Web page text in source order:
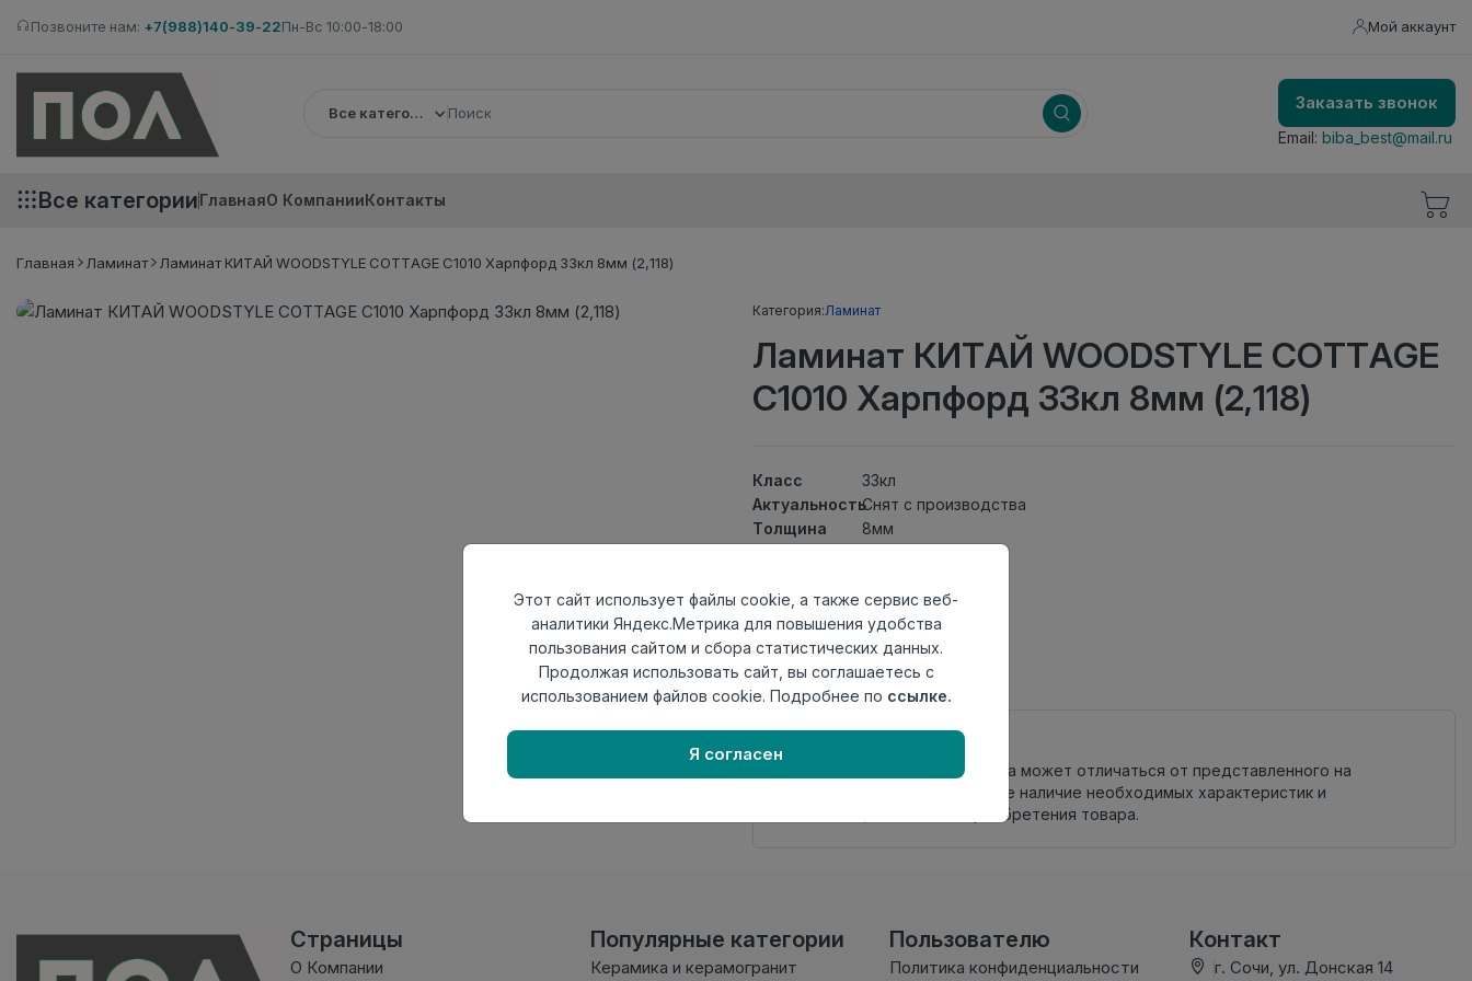
Позвоните нам: +7(988)140-39-22Пн-Вс 10:00-18:00 Мой аккаунт
Все категории
Заказать звонок
Email: biba_best@mail.ru
Все категорииГлавнаяО КомпанииКонтакты
Главная Ламинат Ламинат КИТАЙ WOODSTYLE COTTAGE C1010 Харпфорд 33кл 8мм (2,118)
Категория:Ламинат
Ламинат КИТАЙ WOODSTYLE COTTAGE
C1010 Харпфорд 33кл 8мм (2,118)
Класс
33кл
АктуальностьСнят с производства
Толщина
8мм
Теплый пол
до +27 градусов
Фаска
4V
Замок
R-Click
Страна
происхождения
Нет в наличии
Внимание! Внешний вид товара может отличаться от представленного на
настоящем сайте. Проверяйте наличие необходимых характеристик и
комплектации в момент приобретения товара.
Страницы
О Компании
Популярные категории
Керамика и керамогранит
Пользователю
Политика конфиденциальности
Контакт
г. Сочи, ул. Донская 14
Этот сайт использует файлы cookie, а также сервис веб-
аналитики Яндекс.Метрика для повышения удобства
пользования сайтом и сбора статистических данных.
Продолжая использовать сайт, вы соглашаетесь с
использованием файлов cookie. Подробнее по ссылке.
Я согласен